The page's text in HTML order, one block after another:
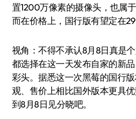
置1200万像素的摄像头，也属
而在价格上，国行版有望定在
视角：不得不承认8月8日真是
都选择在这一天发布自家的新
彩头。据悉这一次黑莓的国行
观、售价上相比国外版本更具
到8月8日见分晓吧。